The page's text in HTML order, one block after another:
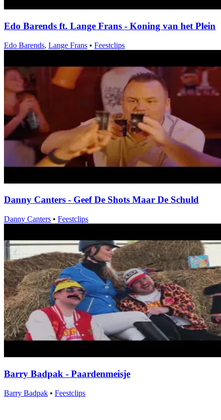
Edo Barends ft. Lange Frans - Koning van het Plein
Edo Barends, Lange Frans • Feestclips
Danny Canters - Geef De Shots Maar De Schuld
Danny Canters • Feestclips
Barry Badpak - Paardenmeisje
Barry Badpak • Feestclips